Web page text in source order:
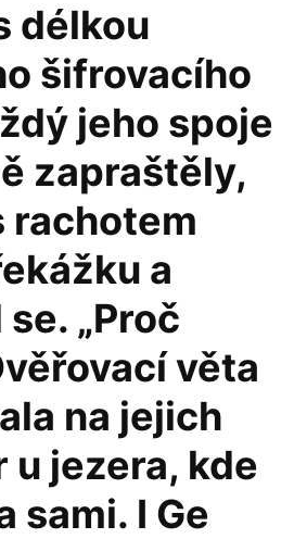
délkou
šifrovacího
jeho spoje
zapraštěly,
rachotem
a
„Proč
věta
na jejich
u jezera, kde
sami. I Ge